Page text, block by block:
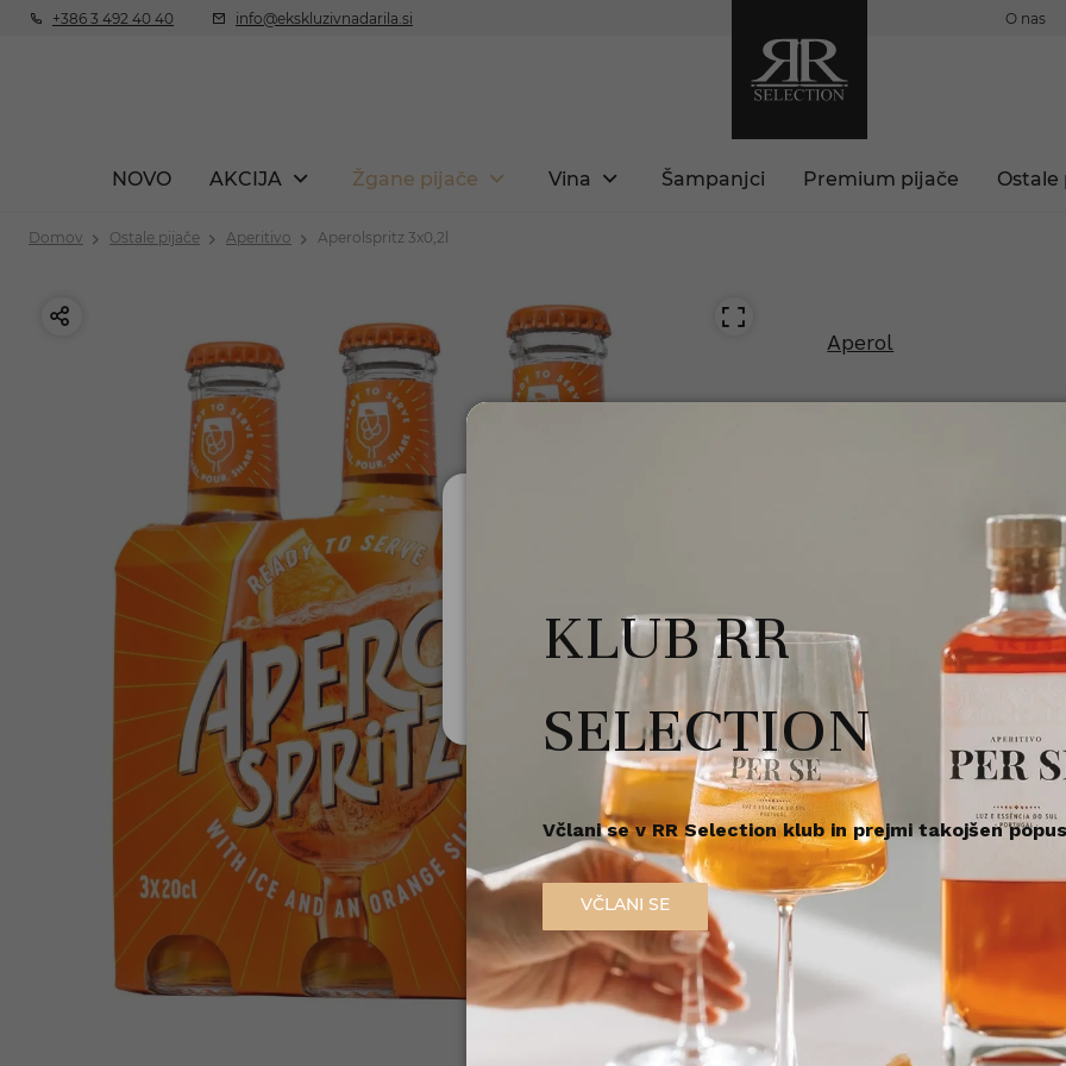
+386 3 492 40 40 info@ekskluzivnadarila.si O nas
NOVO AKCIJA Žgane pijače Vina Šampanjci Premium pijače Ostale
Domov Ostale pijače Aperitivo Aperolspritz 3x0,2l
Aperol
ugodni ceni. Hitro na dom
kos
Na zalogi
Priljubljeno
Minister za zdravje opozarja: Prekomerno pitje alkohola škoduje zdravju!.
Nisem polnoleten Sem polnoleten (18+)
KLUB RR
SELECTION
Včlani se v RR Selection klub in prejmi takojšen
VČLANI SE